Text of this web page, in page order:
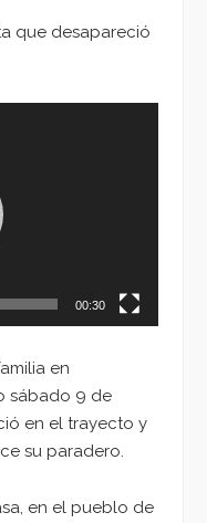
que desapareció
00:30
en
sábado 9 de
en el trayecto y
su paradero.
en el pueblo de